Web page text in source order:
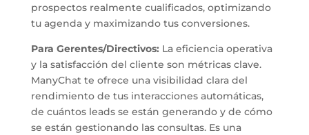
prospectos realmente cualificados, optimizando
tu agenda y maximizando tus conversiones.
Para Gerentes/Directivos: La eficiencia operativa
y la satisfacción del cliente son métricas clave.
ManyChat te ofrece una visibilidad clara del
rendimiento de tus interacciones automáticas,
de cuántos leads se están generando y de cómo
se están gestionando las consultas. Es una